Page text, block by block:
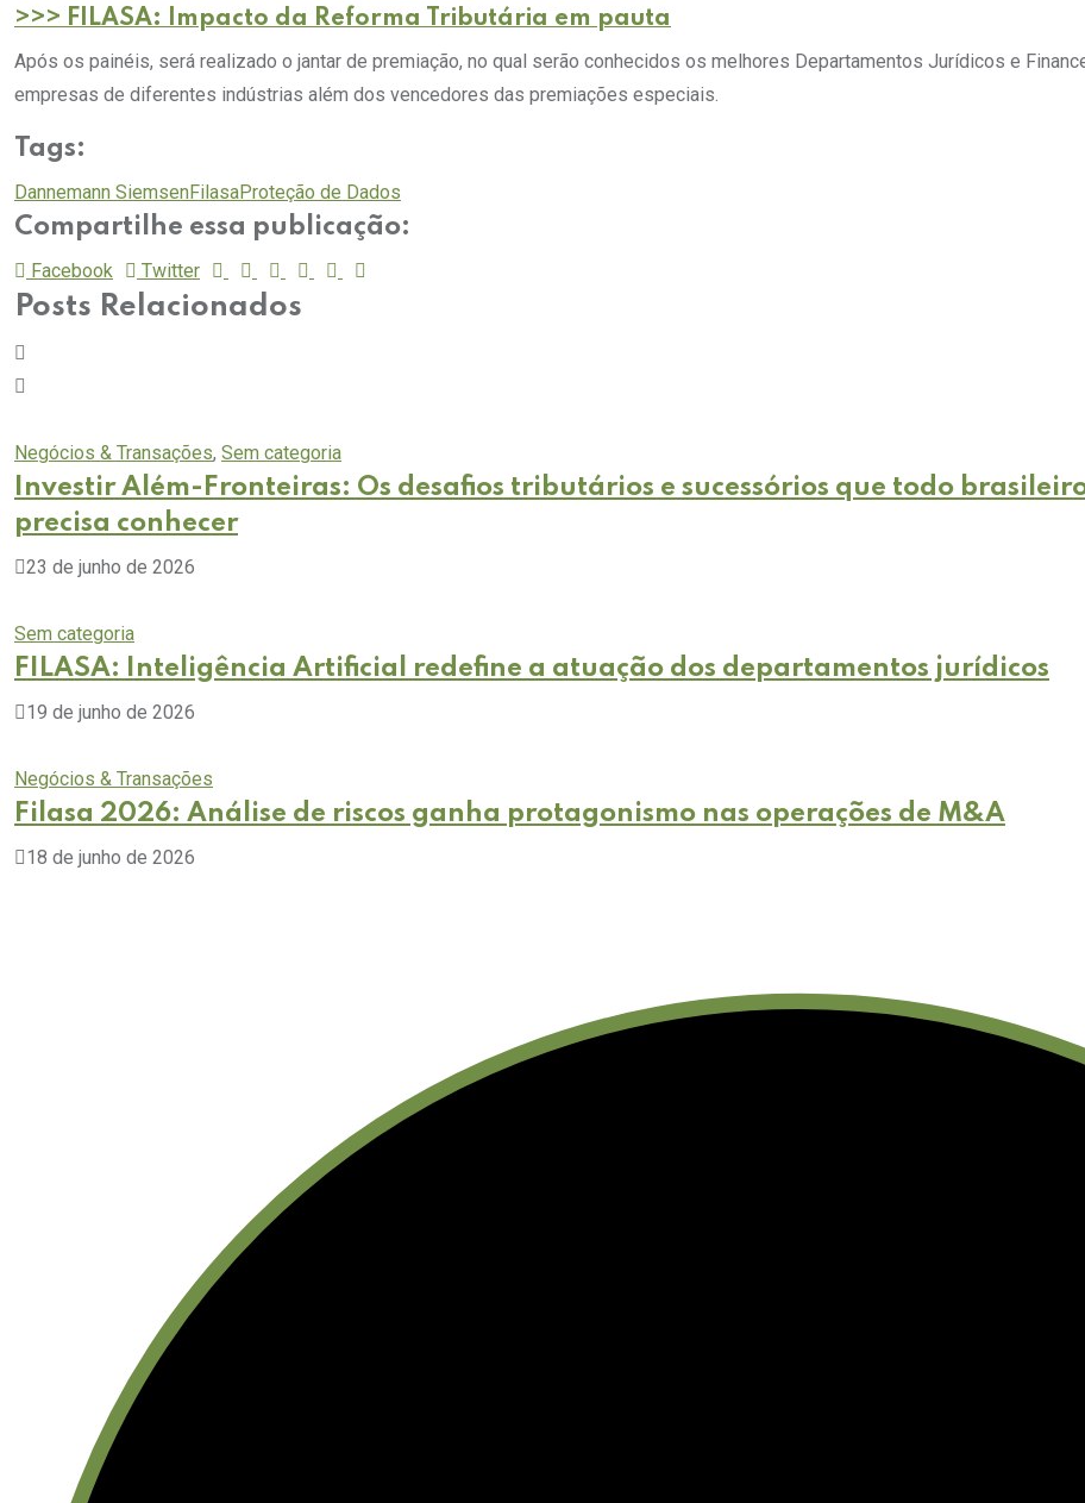
>>> FILASA: Impacto da Reforma Tributária em pauta
Após os painéis, será realizado o jantar de premiação, no qual serão conhecidos os melhores Departamentos Jurídicos e
empresas de diferentes indústrias além dos vencedores das premiações especiais.
Tags:
Dannemann SiemsenFilasaProteção de Dados
Compartilhe essa publicação:
Facebook Twitter
Posts Relacionados
Negócios & Transações, Sem categoria
Investir Além-Fronteiras: Os desafios tributários e sucessórios que todo
precisa conhecer
23 de junho de 2026
Sem categoria
FILASA: Inteligência Artificial redefine a atuação dos departamentos jurídicos
19 de junho de 2026
Negócios & Transações
Filasa 2026: Análise de riscos ganha protagonismo nas operações de M&A
18 de junho de 2026